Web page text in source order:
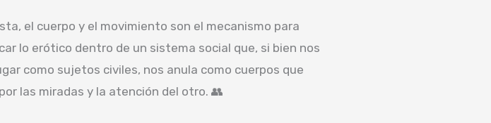
esta, el cuerpo y el movimiento son el mecanismo para
lo erótico dentro de un sistema social que, si bien nos
como sujetos civiles, nos anula como cuerpos que
las miradas y la atención del otro. 👥